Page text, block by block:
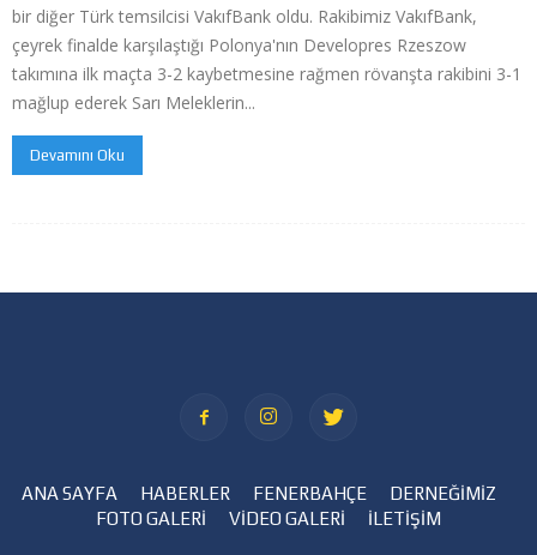
bir diğer Türk temsilcisi VakıfBank oldu. Rakibimiz VakıfBank,
çeyrek finalde karşılaştığı Polonya'nın Developres Rzeszow
takımına ilk maçta 3-2 kaybetmesine rağmen rövanşta rakibini 3-1
mağlup ederek Sarı Meleklerin...
Devamını Oku
ANA SAYFA HABERLER FENERBAHÇE
DERNEĞİMİZ
FOTO GALERİ
VİDEO GALERİ İLETİŞİM